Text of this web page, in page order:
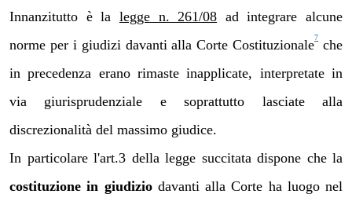
Innanzitutto è la legge n. 261/08 ad integrare alcune
norme per i giudizi davanti alla Corte Costituzionale7che
in precedenza erano rimaste inapplicate, interpretate in
via giurisprudenziale e soprattutto lasciate alla
discrezionalità del massimo giudice.
In particolare l'art.3 della legge succitata dispone che la
costituzione in giudiziodavanti alla Corte ha luogo nel